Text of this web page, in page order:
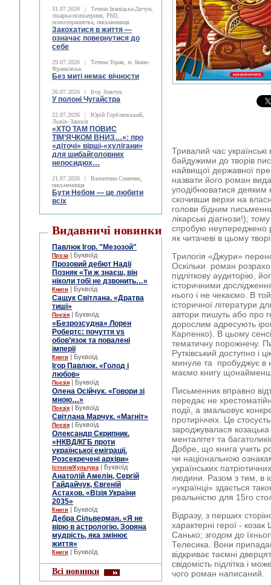
31.07.2026 |
Тетяна Іваніцька-Дячун,
лікарка-психіатриня, PhD,
психотерапевтка, письменниця
Закохатися в життя —
означає повернутися до
себе
29.07.2026 |
Тетяна Торак, м. Івано-
Франківськ
Без миті немає вічности
26.07.2026 | Ігор Зіньчук
У полоні Чугайстра
22.07.2026 |
Юрій Горблянський,
Львів–Зашків
«ХТО ТАМ ПОВИС
ТІМ’ЯЧКОМ ВНИЗ…»: про
«діточі» вірші-«хулігани»
для шибайголовних
непосидюх…
21.07.2026 |
Валентина Семеняк,
письменниця
Бути Небом ― це любити
всіх
Видавничі новинки
Павлюк Ігор. "Мезозой"
Проза | Буквоїд
Прозовий дебют Надії
Позняк «Ти ж знаєш, він
ніколи тобі не дзвонить…»
Книги | Буквоїд
Сащук Світлана. «Дратва
тиші»
Поезія | Буквоїд
«Безрозсудна» Лорен
Робертс: почуття vs
обов’язок та повалені
імперії
Книги | Буквоїд
Ігор Павлюк. «Голод і
любов»
Поезія | Буквоїд
Олена Осійчук. «Говори зі
мною…»
Поезія | Буквоїд
Світлана Марчук. «Магніт»
Поезія | Буквоїд
Олександр Скрипник.
«НКВД/КГБ проти
української еміграції.
Розсекречені архіви»
Історія/Культура | Буквоїд
Анатолій Амелін, Сергій
Гайдайчук, Євгеній
Астахов. «Візія України
2035»
Книги | Буквоїд
Дебра Сільверман. «Я не
вірю в астрологію. Зоряна
мудрість, яка змінює
життя»
Книги | Буквоїд
Всі новинки
Тривалий час
байдужими до творів
найвищої державної
назвати його роман
уподібнюватися деяким
скочивши верхи на
голови бідним
лікарські діагнози!);
спробую неупереджено
як читачеві в цьому
Трилогія «Джури»
Оскільки роман
підліткову аудиторію,
історичними
нього і не чекаємо. В
історичної літератури
автори пишуть або про
дорослим адресують
Карпенко). В цьому
тематичну порожнечу.
Рутківський доступно і
минуле та пробуджує в
маємо книгу
Письменник вправно
передає не
події, а змальовує
протиріччях. Це
зароджувалася козацька
менталітет та
Добре, що книга учить
чи національною
українських
людини. Разом з тим, в
«українці» здається
реальністю для 15­­го
Відразу, з перших
характерні герої -
Санько; згодом до
Телесика. Вони
відкриває таємні
свідомість підлітка і
чого роман написаний.